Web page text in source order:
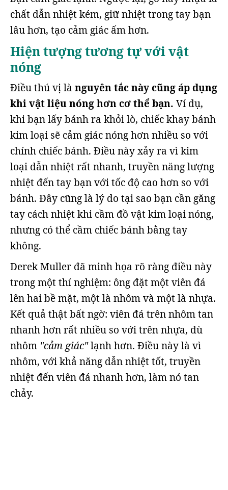
chất dẫn nhiệt kém, giữ nhiệt trong tay bạn
lâu hơn, tạo cảm giác ấm hơn.
Hiện tượng tương tự với vật
nóng
Điều thú vị là nguyên tắc này cũng áp dụng
khi vật liệu nóng hơn cơ thể bạn. Ví dụ,
khi bạn lấy bánh ra khỏi lò, chiếc khay bánh
kim loại sẽ cảm giác nóng hơn nhiều so với
chính chiếc bánh. Điều này xảy ra vì kim
loại dẫn nhiệt rất nhanh, truyền năng lượng
nhiệt đến tay bạn với tốc độ cao hơn so với
bánh. Đây cũng là lý do tại sao bạn cần găng
tay cách nhiệt khi cầm đồ vật kim loại nóng,
nhưng có thể cầm chiếc bánh bằng tay
không.
Derek Muller đã minh họa rõ ràng điều này
trong một thí nghiệm: ông đặt một viên đá
lên hai bề mặt, một là nhôm và một là nhựa.
Kết quả thật bất ngờ: viên đá trên nhôm tan
nhanh hơn rất nhiều so với trên nhựa, dù
nhôm "cảm giác"lạnh hơn. Điều này là vì
nhôm, với khả năng dẫn nhiệt tốt, truyền
nhiệt đến viên đá nhanh hơn, làm nó tan
chảy.